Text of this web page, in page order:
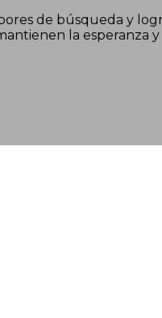
de búsqueda y
la